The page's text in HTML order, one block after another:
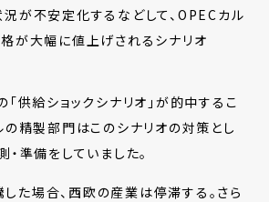
が不安定化するなどして、OPECカル
が大幅に値上げされるシナリオ
供給ショックシナリオ」が的中するこ
の精製部門はこのシナリオの対策とし
・準備をしていました。
た場合、西欧の産業は停滞する。さら